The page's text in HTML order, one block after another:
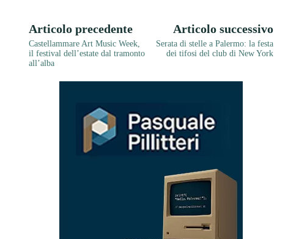
Articolo precedente
Castellammare Art Music Week,
il festival dell’estate dal tramonto
all’alba
Articolo successivo
Serata di stelle a Palermo: la festa
dei tifosi del club di New York